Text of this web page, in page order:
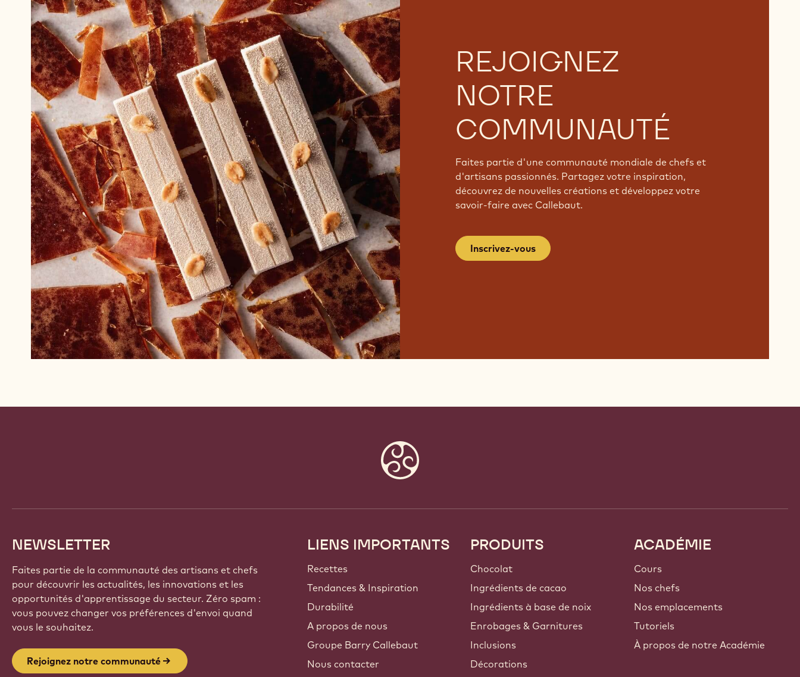
REJOIGNEZ
NOTRE
COMMUNAUTÉ
Faites partie d'une communauté mondiale de chefs et
d'artisans passionnés. Partagez votre inspiration,
découvrez de nouvelles créations et développez votre
savoir-faire avec Callebaut.
Inscrivez-vous
NEWSLETTER
Faites partie de la communauté des artisans et chefs
pour découvrir les actualités, les innovations et les
opportunités d'apprentissage du secteur. Zéro spam :
vous pouvez changer vos préférences d'envoi quand
vous le souhaitez.
Rejoignez notre communauté
Footer
Callebaut
LIENS IMPORTANTS
Recettes
Tendances & Inspiration
Durabilité
A propos de nous
Groupe Barry Callebaut
Nous contacter
PRODUITS
Chocolat
Ingrédients de cacao
Ingrédients à base de noix
Enrobages & Garnitures
Inclusions
Décorations
ACADÉMIE
Cours
Nos chefs
Nos emplacements
Tutoriels
À propos de notre Académie